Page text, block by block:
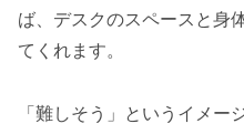
ば、デスクのスペースと身
てくれます。
「難しそう」というイメー